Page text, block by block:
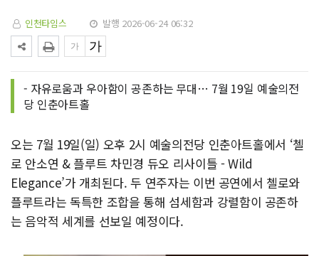
인천타임스 발행 2026-06-24 06:32
- 자유로움과 우아함이 공존하는 무대… 7월 19일 예술의전
당 인춘아트홀
오는 7월 19일(일) 오후 2시 예술의전당 인춘아트홀에서 ‘첼
로 안소연 & 플루트 차민경 듀오 리사이틀 - Wild
Elegance’가 개최된다. 두 연주자는 이번 공연에서 첼로와
플루트라는 독특한 조합을 통해 섬세함과 강렬함이 공존하
는 음악적 세계를 선보일 예정이다.